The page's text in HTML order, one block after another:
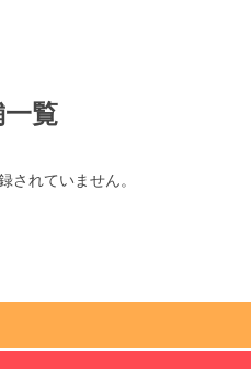
一覧
されていません。